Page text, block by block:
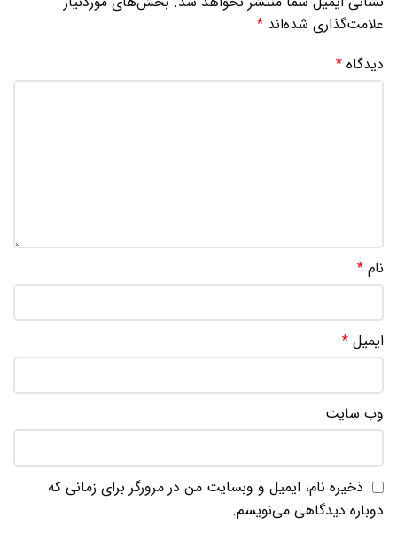
علامت‌گذاری شده‌اند *
دیدگاه *
نام *
ایمیل *
وب‌ سایت
ذخیره نام، ایمیل و وبسایت من در مرورگر برای زمانی که
دوباره دیدگاهی می‌نویسم.